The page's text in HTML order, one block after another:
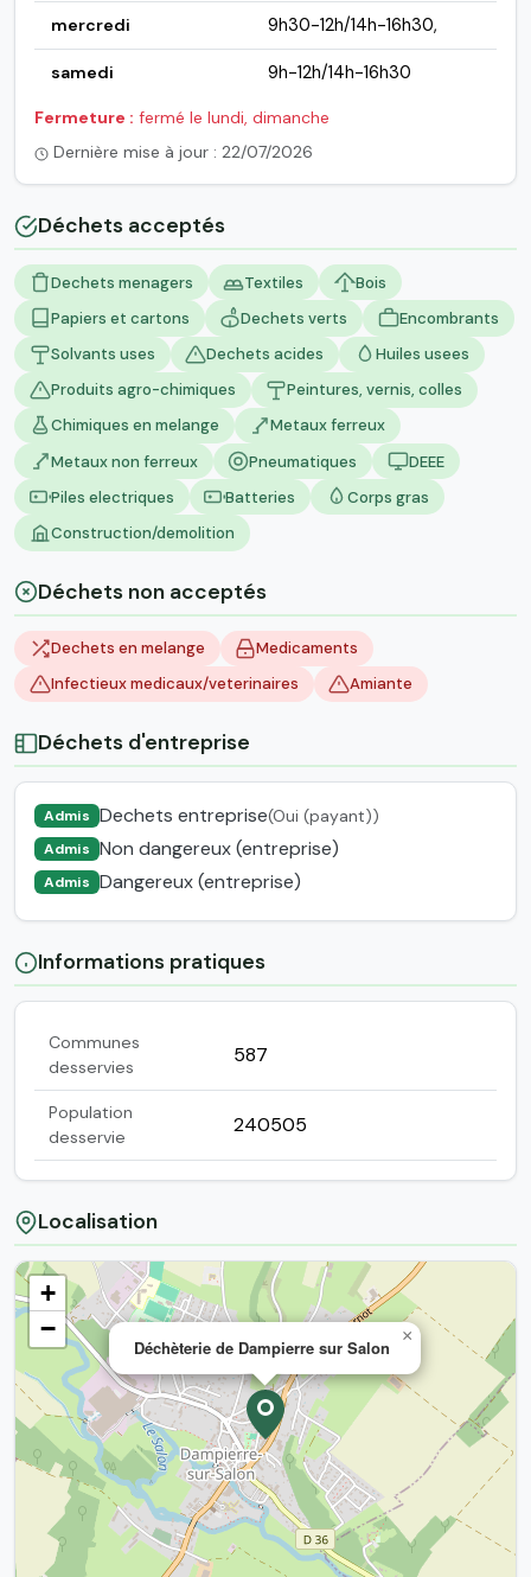
mercredi 9h30-12h/14h-16h30,
samedi 9h-12h/14h-16h30
Fermeture : fermé le lundi, dimanche
Dernière mise à jour : 22/07/2026
Déchets acceptés
Dechets menagers Textiles
Bois
Papiers et cartons
Dechets verts
Encombrants
Solvants uses
Dechets acides
Huiles usees
Produits agro-chimiques
Peintures, vernis, colles
Chimiques en melange
Metaux ferreux
Metaux non ferreux
Pneumatiques
DEEE
Piles electriques
Batteries
Corps gras
Construction/demolition
Déchets non acceptés
Dechets en melange
Medicaments
Infectieux medicaux/veterinaires
Amiante
Déchets d'entreprise
Admis Dechets entreprise(Oui (payant))
Admis Non dangereux (entreprise)
Admis Dangereux (entreprise)
Informations pratiques
Communes
desservies
587
Population
desservie
240505
Localisation
Déchèterie de Dampierre sur Salon
×
+
−